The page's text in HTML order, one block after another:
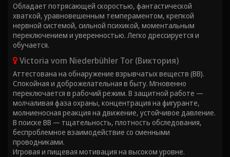
Обладает потрясающей скоростью, фантастической
хваткой, уравновешенным темпераментом, крепкой
нервной системой, сильной психикой, моментальным
переключением и уверенностью. Легко дрессируется и
обучается.
Victoria vom Niederbühler Tor (Виктория)
Аттестована на обнаружение взрывчатых веществ (ВВ).
Спокойная и доброжелательная в быту. Мгновенно
переключается в рабочий режим. В защитной работе —
молчаливая фаза охраны, концентрация на фигуранте,
молниеносная реакция на движение, устойчивое давление.
В поиске ВВ — тщательность, плотность обследования,
беспроблемное взаимодействие со сменными
проводниками.
Игровая и пищевая мотивация на высоком уровне.